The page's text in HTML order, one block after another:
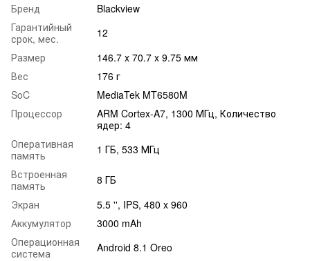
Бренд
Blackview
Гарантийный
срок, мес.
12
Размер
146.7 x 70.7 x 9.75 мм
Вес
176 г
SoC
MediaTek MT6580M
Процессор
ARM Cortex-A7, 1300 МГц, Количество
ядер: 4
Оперативная
память
1 ГБ, 533 МГц
Встроенная
память
8 ГБ
Экран
5.5 '', IPS, 480 x 960
Аккумулятор
3000 mAh
Операционная
система
Android 8.1 Oreo